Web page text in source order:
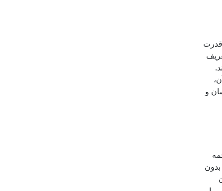
قدرت
و